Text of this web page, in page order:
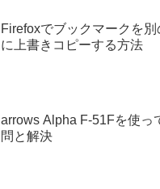
Firefoxでブックマークを
に上書きコピーする方法
arrows Alpha F-51Fを使っ
問と解決